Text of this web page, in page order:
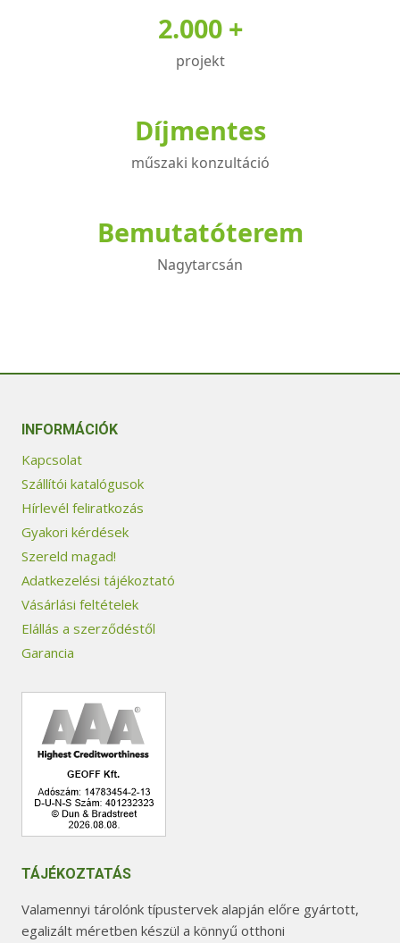
2.000 +
projekt
Díjmentes
műszaki konzultáció
Bemutatóterem
Nagytarcsán
INFORMÁCIÓK
Kapcsolat
Szállítói katalógusok
Hírlevél feliratkozás
Gyakori kérdések
Szereld magad!
Adatkezelési tájékoztató
Vásárlási feltételek
Elállás a szerződéstől
Garancia
TÁJÉKOZTATÁS
Valamennyi tárolónk típustervek alapján előre gyártott,
egalizált méretben készül a könnyű otthoni